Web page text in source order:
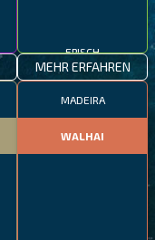
MEHR ERFAHREN
MADEIRA
WALHAI